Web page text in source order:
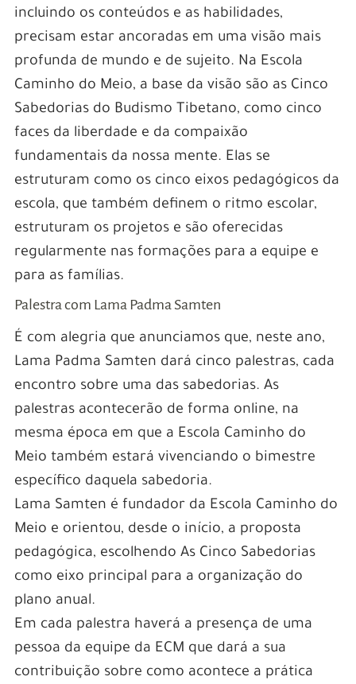
incluindo os conteúdos e as habilidades,
precisam estar ancoradas em uma visão mais
profunda de mundo e de sujeito. Na Escola
Caminho do Meio, a base da visão são as Cinco
Sabedorias do Budismo Tibetano, como cinco
faces da liberdade e da compaixão
fundamentais da nossa mente. Elas se
estruturam como os cinco eixos pedagógicos da
escola, que também definem o ritmo escolar,
estruturam os projetos e são oferecidas
regularmente nas formações para a equipe e
para as famílias.
Palestra com Lama Padma Samten
É com alegria que anunciamos que, neste ano,
Lama Padma Samten dará cinco palestras, cada
encontro sobre uma das sabedorias. As
palestras acontecerão de forma online, na
mesma época em que a Escola Caminho do
Meio também estará vivenciando o bimestre
específico daquela sabedoria.
Lama Samten é fundador da Escola Caminho do
Meio e orientou, desde o início, a proposta
pedagógica, escolhendo As Cinco Sabedorias
como eixo principal para a organização do
plano anual.
Em cada palestra haverá a presença de uma
pessoa da equipe da ECM que dará a sua
contribuição sobre como acontece a prática